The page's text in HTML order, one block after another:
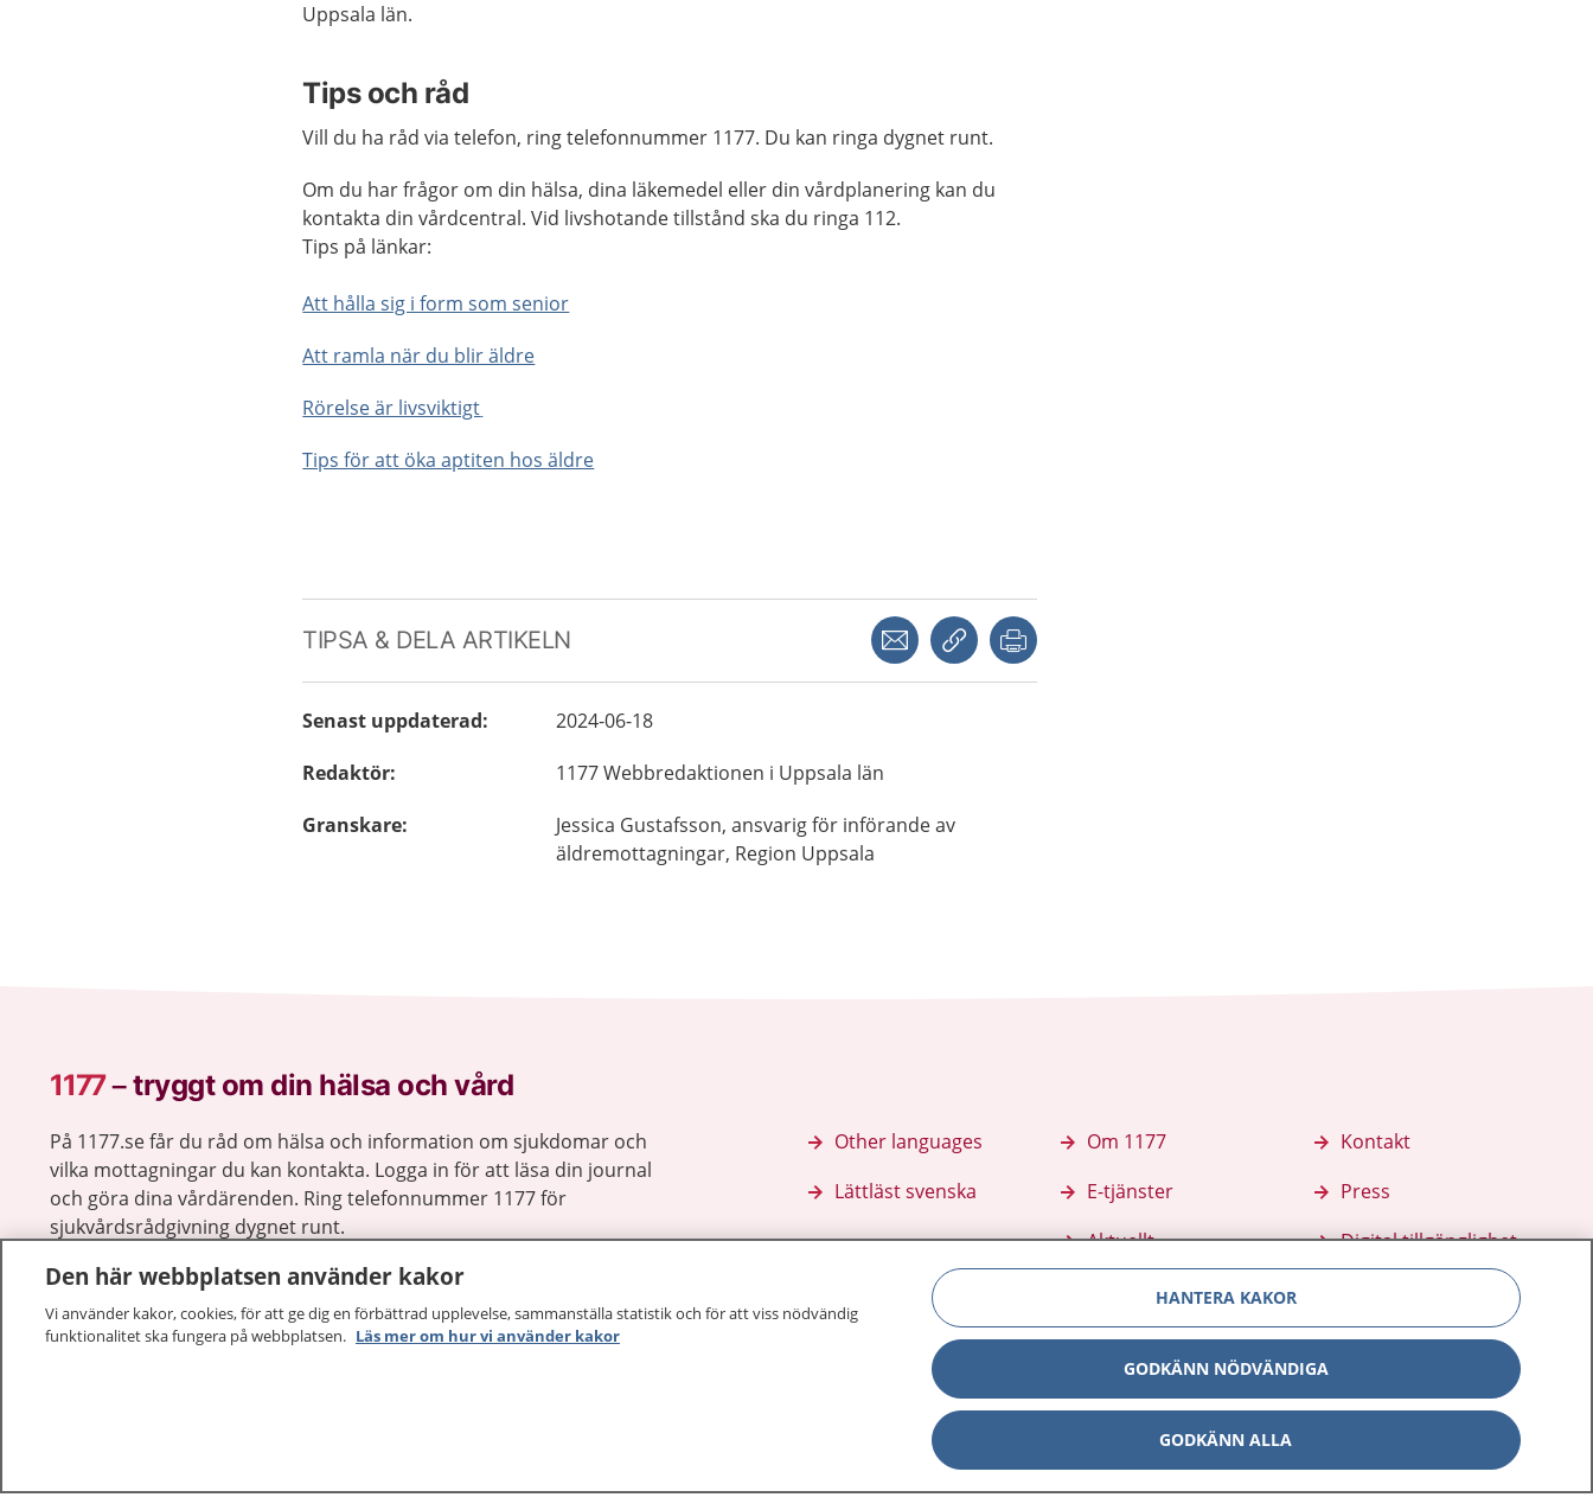
Uppsala län.
Tips och råd
Vill du ha råd via telefon, ring telefonnummer 1177. Du kan ringa dygnet runt.
Om du har frågor om din hälsa, dina läkemedel eller din vårdplanering kan du
kontakta din vårdcentral. Vid livshotande tillstånd ska du ringa 112.
Tips på länkar:
Att hålla sig i form som senior
Att ramla när du blir äldre
Rörelse är livsviktigt
Tips för att öka aptiten hos äldre
TIPSA & DELA ARTIKELN Dela via mejlKopiera länk
Senast uppdaterad:
2024-06-18
Redaktör:
1177 Webbredaktionen i Uppsala län
Granskare: Jessica Gustafsson, ansvarig för införande av
äldremottagningar, Region Uppsala
1177–tryggt om din hälsa och vård
På 1177.se får du råd om hälsa och information om sjukdomar och
vilka mottagningar du kan kontakta. Logga in för att läsa din journal
och göra dina vårdärenden. Ring telefonnummer 1177 för
sjukvårdsrådgivning dygnet runt.
Other languages
Lättläst svenska
Om 1177
E-tjänster
Aktuellt
Kontakt
Press
Digital tillgänglighet
Inställningar för kakor
Den här webbplatsen använder kakor
Vi använder kakor, cookies, för att ge dig en förbättrad upplevelse, sammanställa statistik och för att viss nödvändig
funktionalitet ska fungera på webbplatsen. Läs mer om hur vi använder kakor
HANTERA KAKOR
GODKÄNN NÖDVÄNDIGA
GODKÄNN ALLA